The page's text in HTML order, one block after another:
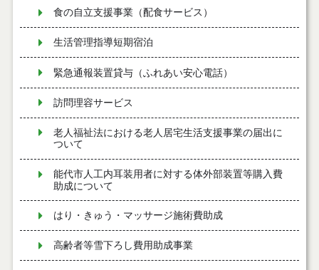
食の自立支援事業（配食サービス）
生活管理指導短期宿泊
緊急通報装置貸与（ふれあい安心電話）
訪問理容サービス
老人福祉法における老人居宅生活支援事業の届出に
ついて
能代市人工内耳装用者に対する体外部装置等購入費
助成について
はり・きゅう・マッサージ施術費助成
高齢者等雪下ろし費用助成事業